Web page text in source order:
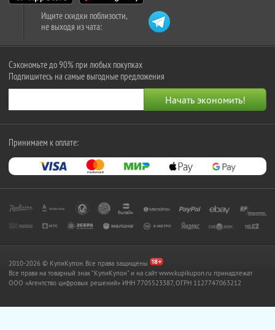
Ищите скидки поблизости,
не выходя из чата:
Сэкономьте до 90% при любых покупках
Подпишитесь на самые выгодные предложения
Принимаем к оплате:
2010-2026 © КупиКупон. Все права защищены.
Все права на товарный знак "КупиКупон" и на сайт www.kupikupon.ru принадлежат
OOO «Агентство цифровых решений» ИНН 7705523387, ОГРН 1127747063212